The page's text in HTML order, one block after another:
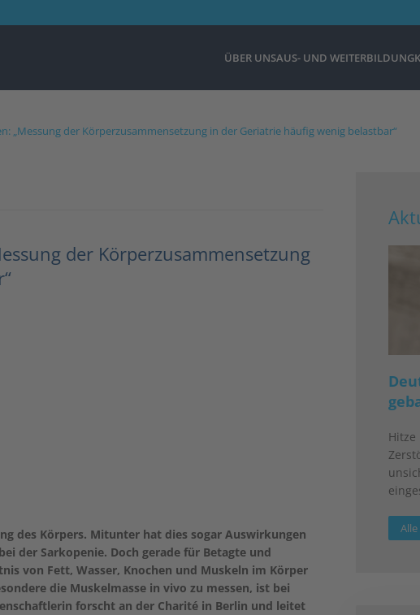
ÜBER UNSAUS- UND WEITERBILDUNG
„Messung der Körperzusammensetzung in der Geriatrie häufig wenig belastbar“
der Körperzusammensetzung
des Körpers. Mitunter hat dies sogar Auswirkungen
der Sarkopenie. Doch gerade für Betagte und
von Fett, Wasser, Knochen und Muskeln im Körper
die Muskelmasse in vivo zu messen, ist bei
forscht an der Charité in Berlin und leitet